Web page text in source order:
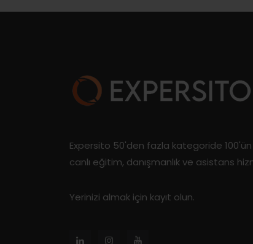
Expersito 50'den fazla kategoride
canlı eğitim, danışmanlık ve asistans
Yerinizi almak için kayıt olun.